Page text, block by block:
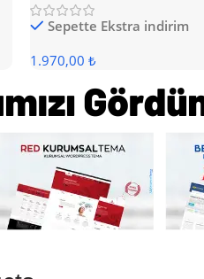
Sepette Ekstra indirim
1.970,00 ₺